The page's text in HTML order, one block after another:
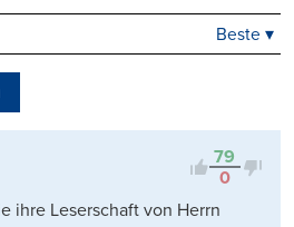
Kontrovers
Beste ▾
79
0
ihre Leserschaft von Herrn